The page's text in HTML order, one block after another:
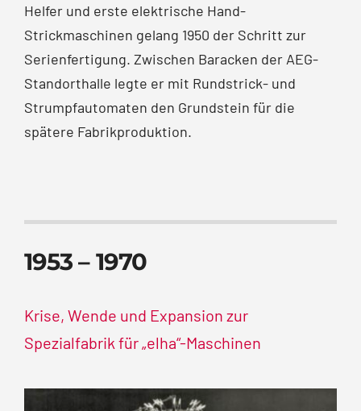
Helfer und erste elektrische Hand-
Strickmaschinen gelang 1950 der Schritt zur
Serienfertigung. Zwischen Baracken der AEG-
Standorthalle legte er mit Rundstrick- und
Strumpfautomaten den Grundstein für die
spätere Fabrikproduktion.
1953 – 1970
Krise, Wende und Expansion zur
Spezialfabrik für „elha“-Maschinen